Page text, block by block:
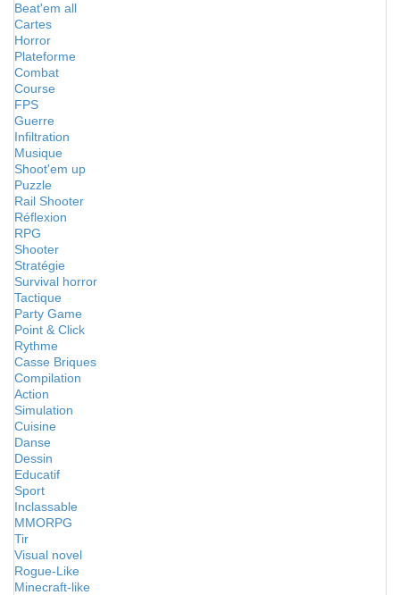
Beat'em all
Cartes
Horror
Plateforme
Combat
Course
FPS
Guerre
Infiltration
Musique
Shoot'em up
Puzzle
Rail Shooter
Réflexion
RPG
Shooter
Stratégie
Survival horror
Tactique
Party Game
Point & Click
Rythme
Casse Briques
Compilation
Action
Simulation
Cuisine
Danse
Dessin
Educatif
Sport
Inclassable
MMORPG
Tir
Visual novel
Rogue-Like
Minecraft-like